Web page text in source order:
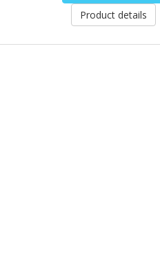
Product details